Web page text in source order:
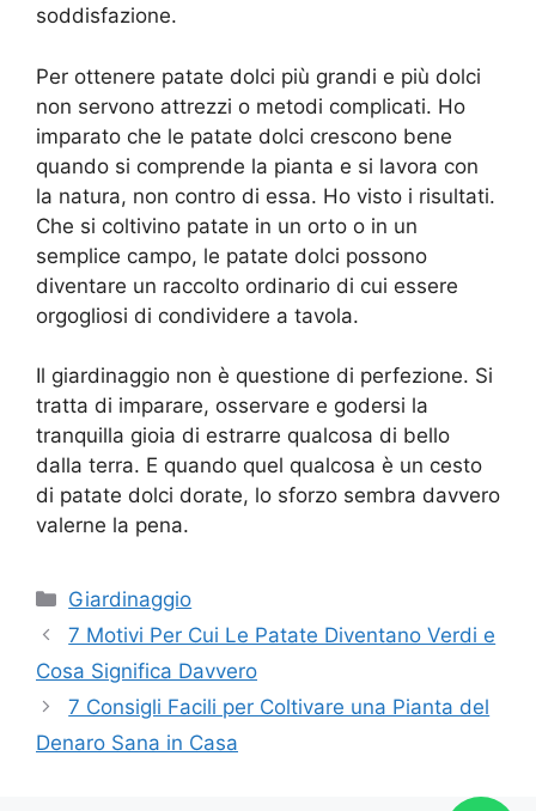
soddisfazione.
Per ottenere patate dolci più grandi e più dolci
non servono attrezzi o metodi complicati. Ho
imparato che le patate dolci crescono bene
quando si comprende la pianta e si lavora con
la natura, non contro di essa. Ho visto i risultati.
Che si coltivino patate in un orto o in un
semplice campo, le patate dolci possono
diventare un raccolto ordinario di cui essere
orgogliosi di condividere a tavola.
Il giardinaggio non è questione di perfezione. Si
tratta di imparare, osservare e godersi la
tranquilla gioia di estrarre qualcosa di bello
dalla terra. E quando quel qualcosa è un cesto
di patate dolci dorate, lo sforzo sembra davvero
valerne la pena.
Categorie
Giardinaggio
7 Motivi Per Cui Le Patate Diventano Verdi e
Cosa Significa Davvero
7 Consigli Facili per Coltivare una Pianta del
Denaro Sana in Casa